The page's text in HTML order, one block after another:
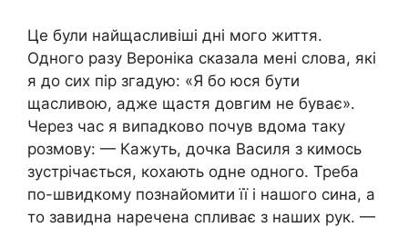
Це були найщасливіші дні мого життя.
Одного разу Вероніка сказала мені слова, які
я до сих пір згадую: «Я бо юся бути
щасливою, адже щастя довгим не буває».
Через час я випадково почув вдома таку
розмову: — Кажуть, дочка Василя з кимось
зустрічається, кохають одне одного. Треба
по-швидкому познайомити її і нашого сина, а
то завидна наречена спливає з наших рук. —